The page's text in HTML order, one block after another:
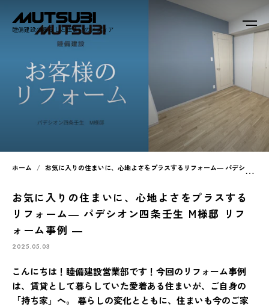
睦備建設の暮らしと住まいのメディア
ホーム お気に入りの住まいに、心地よさをプラスするリフォーム― パデシオン四条壬生 M様邸 リフォーム事例 ―
お気に入りの住まいに、心地よさをプラスする
リフォーム― パデシオン四条壬生 M様邸 リフ
ォーム事例 ―
2025.05.03
こんにちは！睦備建設営業部です！今回のリフォーム事例
は、賃貸として暮らしていた愛着ある住まいが、ご自身の
「持ち家」へ。 暮らしの変化とともに、住まいも今のご家